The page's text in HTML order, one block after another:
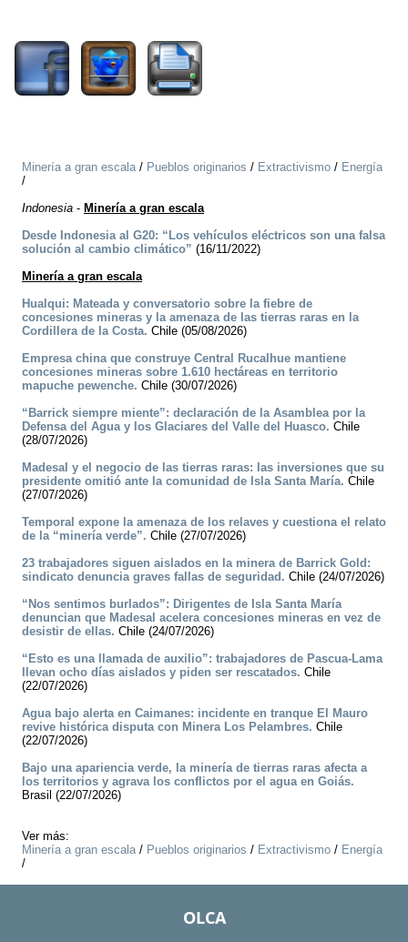
Minería a gran escala/ Pueblos originarios / Extractivismo / Energía
/
Indonesia - Minería a gran escala
Desde Indonesia al G20: “Los vehículos eléctricos son una falsa
solución al cambio climático” (16/11/2022)
Minería a gran escala
Hualqui: Mateada y conversatorio sobre la fiebre de
concesiones mineras y la amenaza de las tierras raras en la
Cordillera de la Costa. Chile (05/08/2026)
Empresa china que construye Central Rucalhue mantiene
concesiones mineras sobre 1.610 hectáreas en territorio
mapuche pewenche. Chile (30/07/2026)
“Barrick siempre miente”: declaración de la Asamblea por la
Defensa del Agua y los Glaciares del Valle del Huasco. Chile
(28/07/2026)
Madesal y el negocio de las tierras raras: las inversiones que su
presidente omitió ante la comunidad de Isla Santa María. Chile
(27/07/2026)
Temporal expone la amenaza de los relaves y cuestiona el relato
de la “minería verde”. Chile (27/07/2026)
23 trabajadores siguen aislados en la minera de Barrick Gold:
sindicato denuncia graves fallas de seguridad. Chile (24/07/2026)
“Nos sentimos burlados”: Dirigentes de Isla Santa María
denuncian que Madesal acelera concesiones mineras en vez de
desistir de ellas. Chile (24/07/2026)
“Esto es una llamada de auxilio”: trabajadores de Pascua-Lama
llevan ocho días aislados y piden ser rescatados. Chile
(22/07/2026)
Agua bajo alerta en Caimanes: incidente en tranque El Mauro
revive histórica disputa con Minera Los Pelambres. Chile
(22/07/2026)
Bajo una apariencia verde, la minería de tierras raras afecta a
los territorios y agrava los conflictos por el agua en Goiás.
Brasil (22/07/2026)
Ver más:
Minería a gran escala/ Pueblos originarios / Extractivismo / Energía
/
OLCA